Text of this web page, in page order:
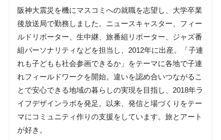
阪神大震災を機にマスコミへの就職を志望し、大学卒業
後放送局で勤務しました。ニュースキャスター、フィー
ルドリポーター、生中継、旅番組リポーター、ジャズ番
組パーソナリティなどを担当し、2012年に出産。「子連
れも子どもも社会参画できるか」をテーマに各地で子連
れフィールドワークを開始。違いを認め合いつながるこ
とで安心できる地域の暮らしの実現を目指し、2018年ラ
イフデザインラボを発足。以来、発信と場づくりをテー
マにコミュニティ作りの支援をしています。旅とアート
が好き。